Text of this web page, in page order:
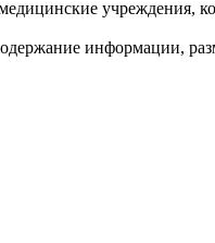
информации,